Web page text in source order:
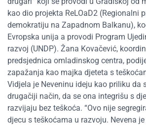
kao dio projekta ReLOaD2 (Regionalni
demokratiju na Zapadnom Balkanu),
Evropska unija a provodi Program
razvoj (UNDP). Žana Kovačević,
predsjednica omladinskog centra,
zapažanja kao majka djeteta s
Vidjela je Neveninu ideju kao priliku da
drugačiji način, da se ona integrišu s
razvijaju bez teškoća. “Ovo nije
djecu s teškoćama u razvoju. Nevena